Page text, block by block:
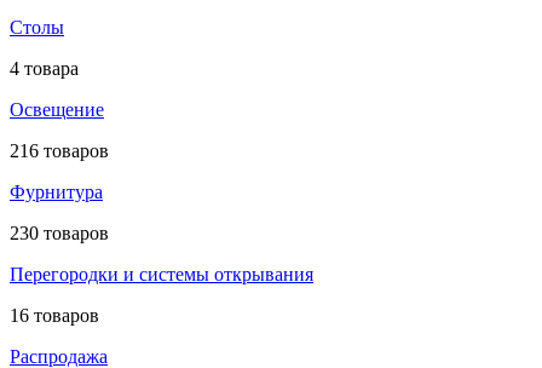
Столы
4 товара
Освещение
216 товаров
Фурнитура
230 товаров
Перегородки и системы открывания
16 товаров
Распродажа